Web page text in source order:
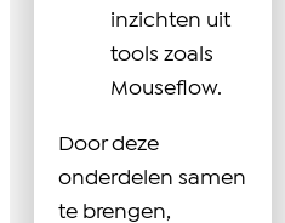
inzichten uit
tools zoals
Mouseflow.
Door deze
onderdelen samen
te brengen,